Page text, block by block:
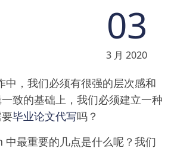
03
3 月 2020
，我们必须有很强的层次感和
致的基础上，我们必须建立一种
毕业论文代写吗？
最重要的几点是什么呢？我们